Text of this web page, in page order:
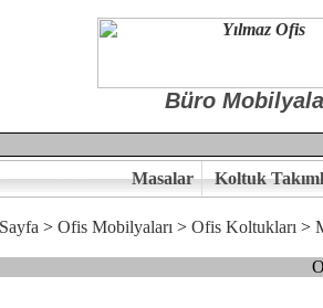
Büro
Masalar Koltuk
> Ofis Mobilyaları > Ofis Koltukları >